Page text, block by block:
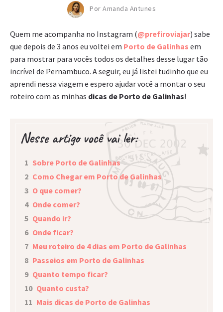
Por Amanda Antunes
Quem me acompanha no Instagram (@prefiroviajar) sabe
que depois de 3 anos eu voltei em Porto de Galinhas em
para mostrar para vocês todos os detalhes desse lugar tão
incrível de Pernambuco. A seguir, eu já listei tudinho que eu
aprendi nessa viagem e espero ajudar você a montar o seu
roteiro com as minhas dicas de Porto de Galinhas!
Nesse artigo você vai ler:
1 Sobre Porto de Galinhas
2 Como Chegar em Porto de Galinhas
3 O que comer?
4 Onde comer?
5 Quando ir?
6 Onde ficar?
7 Meu roteiro de 4 dias em Porto de Galinhas
8 Passeios em Porto de Galinhas
9 Quanto tempo ficar?
10 Quanto custa?
11 Mais dicas de Porto de Galinhas